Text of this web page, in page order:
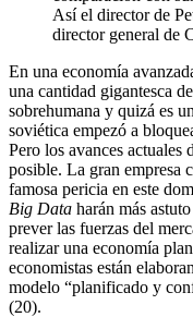
Así el director de
director general de
En una economía
una cantidad gigantesca
sobrehumana y quizá es
soviética empezó a
Pero los avances
posible. La gran empresa
famosa pericia en este
Big Data harán más
prever las fuerzas del
realizar una economía
economistas están
modelo “planificado y
(20).